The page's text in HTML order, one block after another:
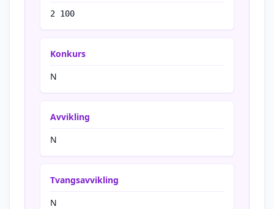
2 100
Konkurs
N
Avvikling
N
Tvangsavvikling
N